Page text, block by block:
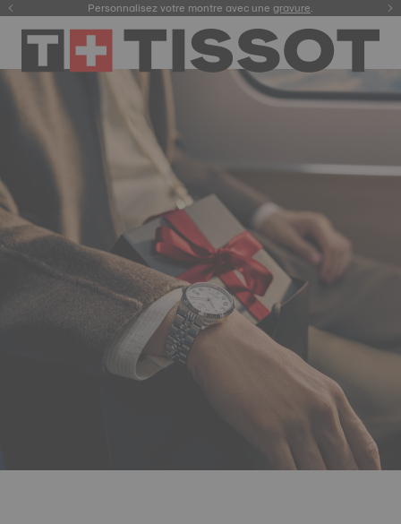
Enregistrez votre montrepour consulter votre garantie digitale et plus